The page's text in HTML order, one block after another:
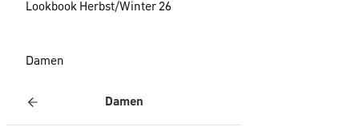
Lookbook Herbst/Winter 26
Damen
Damen